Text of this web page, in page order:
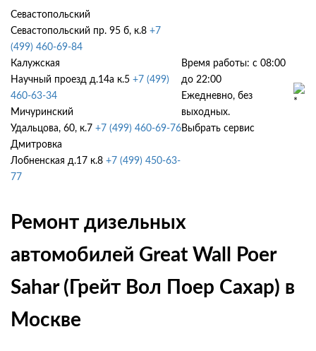
Севастопольский
Севастопольский пр. 95 б, к.8 +7
(499) 460-69-84
Калужская
Научный проезд д.14а к.5 +7 (499)
460-63-34
Мичуринский
Удальцова, 60, к.7 +7 (499) 460-69-76
Дмитровка
Лобненская д.17 к.8 +7 (499) 450-63-
77
Время работы: с 08:00
до 22:00
Ежедневно, без
выходных.
Выбрать сервис
Ремонт дизельных
автомобилей Great Wall Poer
Sahar (Грейт Вол Поер Сахар) в
Москве